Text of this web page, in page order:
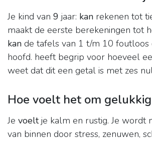
Je kind van 9 jaar: kan rekenen tot
maakt de eerste berekeningen tot
kan de tafels van 1 t/m 10 foutloos
hoofd. heeft begrip voor hoeveel
weet dat dit een getal is met zes
Hoe voelt het om
Je voeltje kalm en rustig. Je wordt
van binnen door stress, zenuwen,